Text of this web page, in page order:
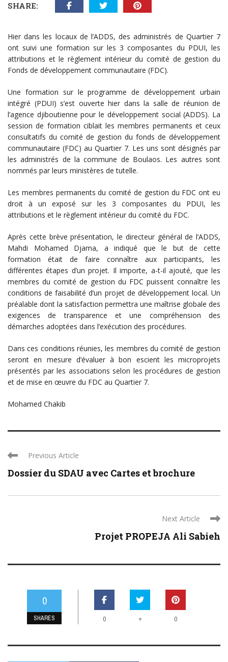
SHARE:
Hier dans les locaux de l’ADDS, des administrés de Quartier 7
ont suivi une formation sur les 3 composantes du PDUI, les
attributions et le règlement intérieur du comité de gestion du
Fonds de développement communautaire (FDC).
Une formation sur le programme de développement urbain
intégré (PDUI) s’est ouverte hier dans la salle de réunion de
l’agence djiboutienne pour le développement social (ADDS). La
session de formation ciblait les membres permanents et ceux
consultatifs du comité de gestion du fonds de développement
communautaire (FDC) au Quartier 7. Les uns sont désignés par
les administrés de la commune de Boulaos. Les autres sont
nommés par leurs ministères de tutelle.
Les membres permanents du comité de gestion du FDC ont eu
droit à un exposé sur les 3 composantes du PDUI, les
attributions et le règlement intérieur du comité du FDC.
Après cette brève présentation, le directeur général de l’ADDS,
Mahdi Mohamed Djama, a indiqué que le but de cette
formation était de faire connaître aux participants, les
différentes étapes d’un projet. Il importe, a-t-il ajouté, que les
membres du comité de gestion du FDC puissent connaître les
conditions de faisabilité d’un projet de développement local. Un
préalable dont la satisfaction permettra une maîtrise globale des
exigences de transparence et une compréhension des
démarches adoptées dans l’exécution des procédures.
Dans ces conditions réunies, les membres du comité de gestion
seront en mesure d’évaluer à bon escient les microprojets
présentés par les associations selon les procédures de gestion
et de mise en œuvre du FDC au Quartier 7.
Mohamed Chakib
Previous Article
Dossier du SDAU avec Cartes et brochure
Next Article
Projet PROPEJA Ali Sabieh
0
SHARES 0 + 0